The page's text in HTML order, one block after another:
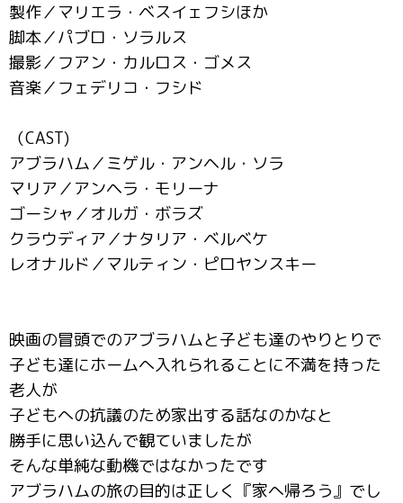
製作／マリエラ・ベスイェフシほか
脚本／パブロ・ソラルス
撮影／フアン・カルロス・ゴメス
音楽／フェデリコ・フシド
（CAST)
アブラハム／ミゲル・アンヘル・ソラ
マリア／アンヘラ・モリーナ
ゴーシャ／オルガ・ボラズ
クラウディア／ナタリア・ベルベケ
レオナルド／マルティン・ピロヤンスキー
映画の冒頭でのアブラハムと子ども達のやりとりで
子ども達にホームへ入れられることに不満を持った
老人が
子どもへの抗議のため家出する話なのかなと
勝手に思い込んで観ていましたが
そんな単純な動機ではなかったです
アブラハムの旅の目的は正しく『家へ帰ろう』でし